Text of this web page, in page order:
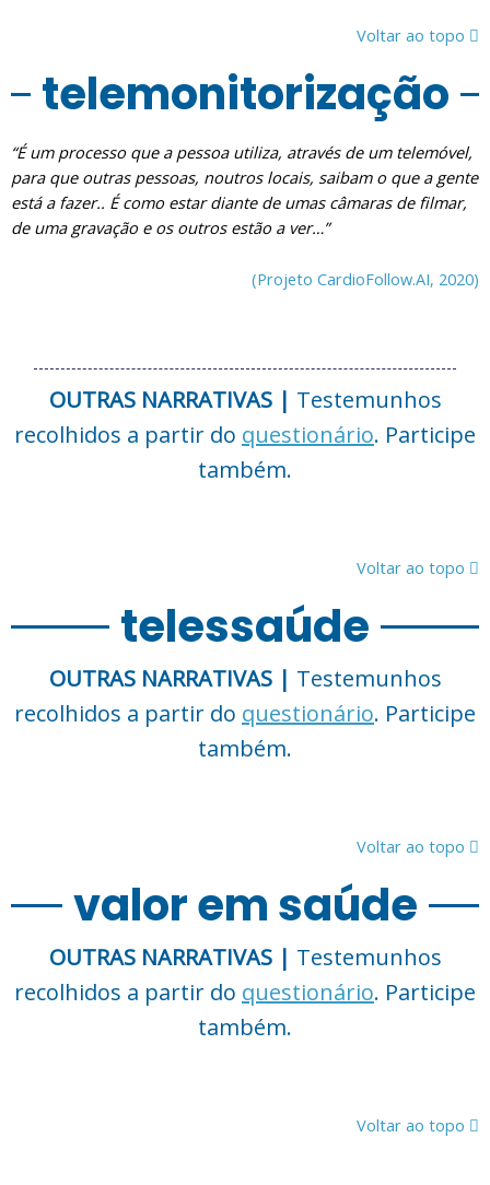
Voltar ao topo
telemonitorização
“É um processo que a pessoa utiliza, através de um telemóvel,
para que outras pessoas, noutros locais, saibam o que a gente
está a fazer.. É como estar diante de umas câmaras de filmar,
de uma gravação e os outros estão a ver…”
(Projeto CardioFollow.AI, 2020)
OUTRAS NARRATIVAS | Testemunhos
recolhidos a partir do questionário. Participe
também.
Voltar ao topo
telessaúde
OUTRAS NARRATIVAS | Testemunhos
recolhidos a partir do questionário. Participe
também.
Voltar ao topo
valor em saúde
OUTRAS NARRATIVAS | Testemunhos
recolhidos a partir do questionário. Participe
também.
Voltar ao topo